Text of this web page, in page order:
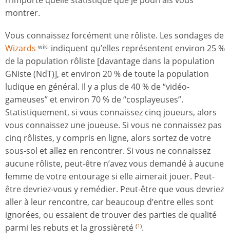
montrer.
Vous connaissez forcément une rôliste. Les sondages de
Wizards wiki indiquent qu’elles représentent environ 25 %
de la population rôliste [davantage dans la population
GNiste (NdT)], et environ 20 % de toute la population
ludique en général. Il y a plus de 40 % de “vidéo-
gameuses” et environ 70 % de “cosplayeuses”.
Statistiquement, si vous connaissez cinq joueurs, alors
vous connaissez une joueuse. Si vous ne connaissez pas
cinq rôlistes, y compris en ligne, alors sortez de votre
sous-sol et allez en rencontrer. Si vous ne connaissez
aucune rôliste, peut-être n’avez vous demandé à aucune
femme de votre entourage si elle aimerait jouer. Peut-
être devriez-vous y remédier. Peut-être que vous devriez
aller à leur rencontre, car beaucoup d’entre elles sont
ignorées, ou essaient de trouver des parties de qualité
parmi les rebuts et la grossièreté (1).